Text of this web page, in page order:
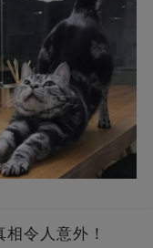
令人意外！